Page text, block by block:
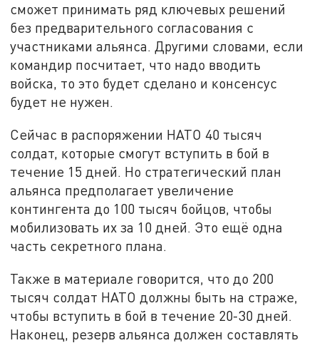
сможет принимать ряд ключевых решений
без предварительного согласования с
участниками альянса. Другими словами, если
командир посчитает, что надо вводить
войска, то это будет сделано и консенсус
будет не нужен.
Сейчас в распоряжении НАТО 40 тысяч
солдат, которые смогут вступить в бой в
течение 15 дней. Но стратегический план
альянса предполагает увеличение
контингента до 100 тысяч бойцов, чтобы
мобилизовать их за 10 дней. Это ещё одна
часть секретного плана.
Также в материале говорится, что до 200
тысяч солдат НАТО должны быть на страже,
чтобы вступить в бой в течение 20-30 дней.
Наконец, резерв альянса должен составлять